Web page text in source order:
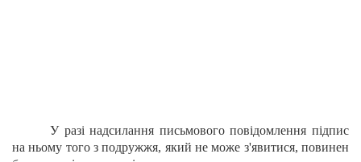
У разі надсилання письмового повідомлення підпис
на ньому того з подружжя, який не може з'явитися, повинен